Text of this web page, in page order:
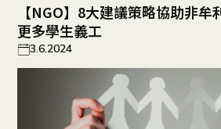
【NGO】8大建議策略協助非
更多學生義工
3.6.2024